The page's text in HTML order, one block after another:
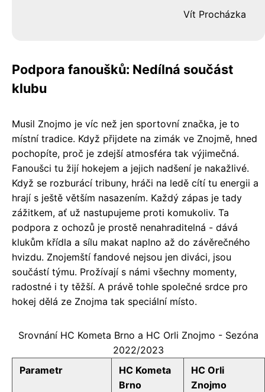
Vít Procházka
Podpora fanoušků: Nedílná součást
klubu
Musil Znojmo je víc než jen sportovní značka, je to
místní tradice. Když přijdete na zimák ve Znojmě, hned
pochopíte, proč je zdejší atmosféra tak výjimečná.
Fanoušci tu žijí hokejem a jejich nadšení je nakažlivé.
Když se rozburácí tribuny, hráči na ledě cítí tu energii a
hrají s ještě větším nasazením. Každý zápas je tady
zážitkem, ať už nastupujeme proti komukoliv. Ta
podpora z ochozů je prostě nenahraditelná - dává
klukům křídla a sílu makat naplno až do závěrečného
hvizdu. Znojemští fandové nejsou jen diváci, jsou
součástí týmu. Prožívají s námi všechny momenty,
radostné i ty těžší. A právě tohle společné srdce pro
hokej dělá ze Znojma tak speciální místo.
Srovnání HC Kometa Brno a HC Orli Znojmo - Sezóna
2022/2023
Parametr
HC Kometa
Brno
HC Orli
Znojmo